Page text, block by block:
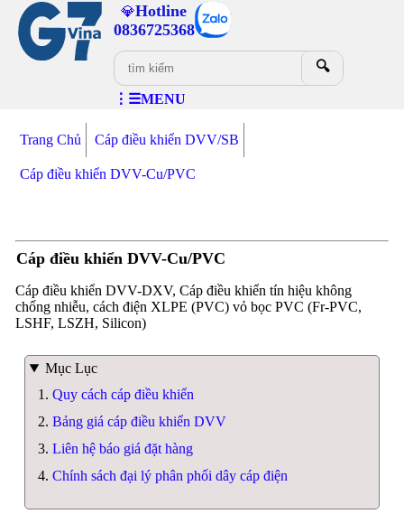
💎Hotline
0836725368
🔍
⋮☰MENU
Trang Chủ Cáp điều khiển DVV/SB
Cáp điều khiển DVV-Cu/PVC
Cáp điều khiển DVV-Cu/PVC
Cáp điều khiển DVV-DXV, Cáp điều khiển tín hiệu không
chống nhiễu, cách điện XLPE (PVC) vỏ bọc PVC (Fr-PVC,
LSHF, LSZH, Silicon)
Mục Lục
Quy cách cáp điều khiển
Bảng giá cáp điều khiển DVV
Liên hệ báo giá đặt hàng
Chính sách đại lý phân phối dây cáp điện